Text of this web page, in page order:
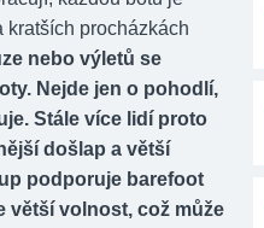
kratších procházkách
nebo výletů se
Nejde jen o pohodlí,
Stále více lidí proto
došlap a větší
podporuje barefoot
větší volnost, což může